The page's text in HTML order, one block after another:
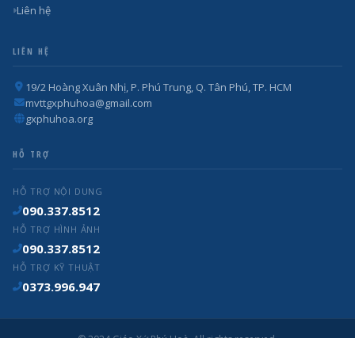
Liên hệ
LIÊN HỆ
19/2 Hoàng Xuân Nhị, P. Phú Trung, Q. Tân Phú, TP. HCM
mvttgxphuhoa@gmail.com
gxphuhoa.org
HỖ TRỢ
HỖ TRỢ NỘI DUNG
090.337.8512
HỖ TRỢ HÌNH ẢNH
090.337.8512
HỖ TRỢ KỸ THUẬT
0373.996.947